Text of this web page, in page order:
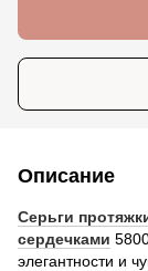
Описание
Серьги
сердечками
элегантности и